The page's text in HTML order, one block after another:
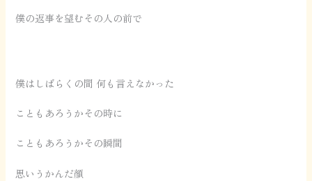
僕の返事を望むその人の前で
僕はしばらくの間 何も言えなかった
こともあろうかその時に
こともあろうかその瞬間
思いうかんだ顔